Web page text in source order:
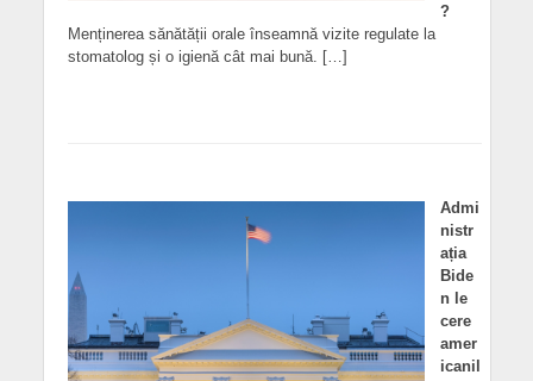
?
Menținerea sănătății orale înseamnă vizite regulate la
stomatolog și o igienă cât mai bună. […]
Admi
nistr
ația
Bide
n le
cere
amer
icanil